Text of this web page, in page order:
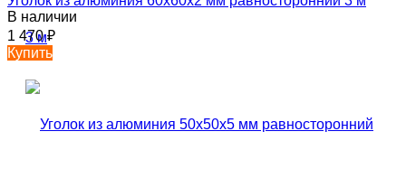
В наличии
1 470₽
Купить